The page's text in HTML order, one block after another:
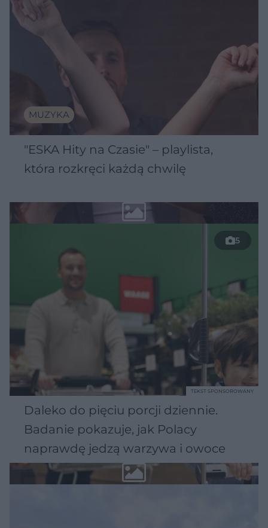
MUZYKA
"ESKA Hity na Czasie" – playlista,
która rozkręci każdą chwilę
5
Daleko do pięciu porcji dziennie.
Badanie pokazuje, jak Polacy
naprawdę jedzą warzywa i owoce
TEKST SPONSOROWANY